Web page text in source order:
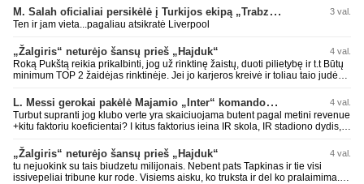
laurynas ikalbins
M. Salah oficialiai persikėlė į Turkijos ekipą „Trabzonspor“ 3 val.
Ten ir jam vieta...pagaliau atsikratė Liverpool
„Žalgiris“ neturėjo šansų prieš „Hajduk“ 4 val.
Roką Pukštą reikia prikalbinti, jog už rinktinę žaistų, duoti pilietybę ir t.t Būtų
minimum TOP 2 žaidėjas rinktinėje. Jei jo karjeros kreivė ir toliau taio judės,
L. Messi gerokai pakėlė Majamio „Inter“ komandos vertę 4 val.
Turbut supranti jog klubo verte yra skaiciuojama butent pagal metini revenue
+kitu faktoriu koeficientai? I kitus faktorius ieina IR skola, IR stadiono dydis,
puikiausiai sugeneravo rekordini 1.1B revenue, kas stipriai prisidejo prie
milzinisko klubo vertes suoli siemet. Be to, tie 200 pamineti cia yra visiskai
on-point, jeigu jau musu mylimas D. prasneko apie klubo vertes kelima, arba
„Žalgiris“ neturėjo šansų prieš „Hajduk“ 4 val.
tu nejuokink su tais biudzetu milijonais. Nebent pats Tapkinas ir tie visi
issivepeliai tribune kur rode. Visiems aisku, ko truksta ir del ko pralaimima.